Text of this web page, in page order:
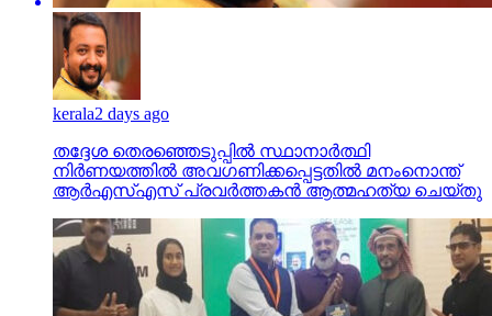
kerala2 days ago
തദ്ദേശ തെരഞ്ഞെടുപ്പില്‍ സ്ഥാനാര്‍ത്ഥി
നിര്‍ണയത്തില്‍ അവഗണിക്കപ്പെട്ടതില്‍ മനംനൊന്ത്
ആര്‍എസ്എസ് പ്രവര്‍ത്തകന്‍ ആത്മഹത്യ ചെയ്തു